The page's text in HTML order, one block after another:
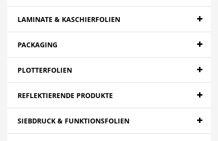
LAMINATE & KASCHIERFOLIEN
PACKAGING
PLOTTERFOLIEN
REFLEKTIERENDE PRODUKTE
SIEBDRUCK & FUNKTIONSFOLIEN